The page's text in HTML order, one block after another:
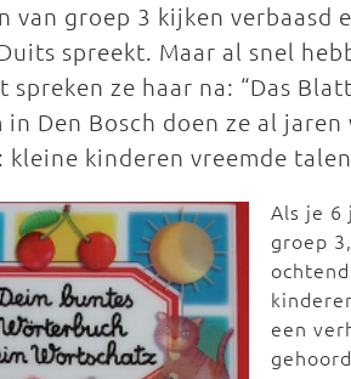
van groep 3 kijken
spreekt. Maar al snel
spreken ze haar na: “Das
Den Bosch doen ze al
kleine kinderen vreemde
Als je 6
groep
een